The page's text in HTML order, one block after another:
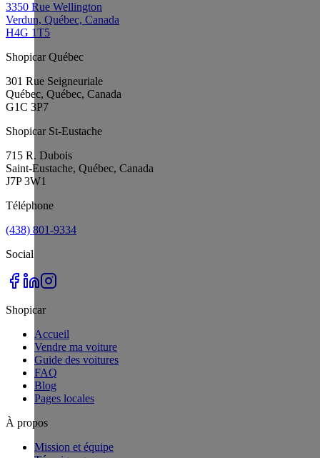
3350 Rue Wellington
Verdun, Québec, Canada
H4G 1T5
Shopicar Québec
301 Rue Seigneuriale
Québec, Québec, Canada
G1C 3P7
Shopicar St-Eustache
715 R. Dubois
Saint-Eustache, Québec, Canada
J7P 3W1
Téléphone
(438) 801-9334
Social
Shopicar
Accueil
Vendre ma voiture
Guide des voitures
FAQ
Blog
Pages locales
À propos
Mission et équipe